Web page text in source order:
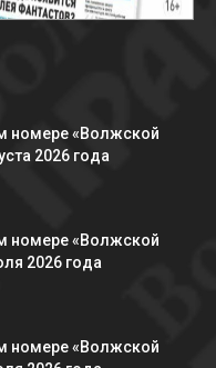
номере «Волжской
2026 года
номере «Волжской
2026 года
номере «Волжской